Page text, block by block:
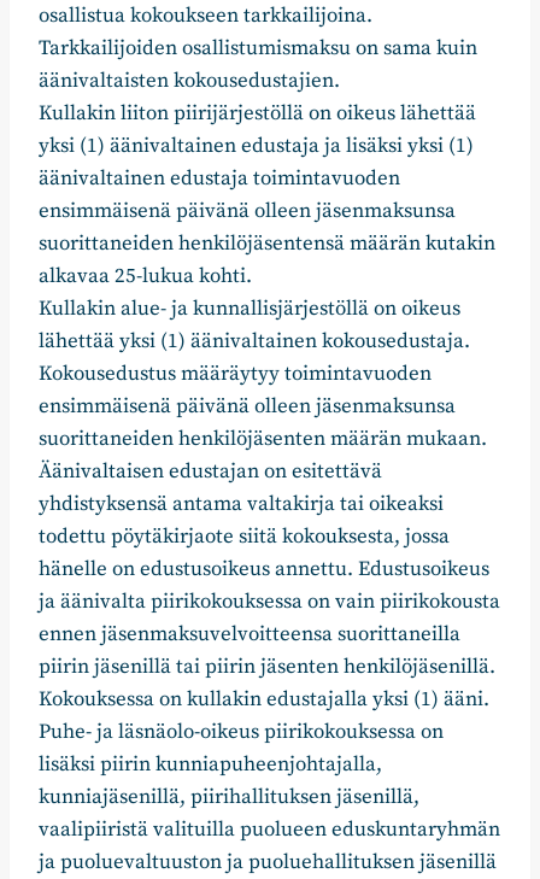
osallistua kokoukseen tarkkailijoina.
Tarkkailijoiden osallistumismaksu on sama kuin
äänivaltaisten kokousedustajien.
Kullakin liiton piirijärjestöllä on oikeus lähettää
yksi (1) äänivaltainen edustaja ja lisäksi yksi (1)
äänivaltainen edustaja toimintavuoden
ensimmäisenä päivänä olleen jäsenmaksunsa
suorittaneiden henkilöjäsentensä määrän kutakin
alkavaa 25-lukua kohti.
Kullakin alue- ja kunnallisjärjestöllä on oikeus
lähettää yksi (1) äänivaltainen kokousedustaja.
Kokousedustus määräytyy toimintavuoden
ensimmäisenä päivänä olleen jäsenmaksunsa
suorittaneiden henkilöjäsenten määrän mukaan.
Äänivaltaisen edustajan on esitettävä
yhdistyksensä antama valtakirja tai oikeaksi
todettu pöytäkirjaote siitä kokouksesta, jossa
hänelle on edustusoikeus annettu. Edustusoikeus
ja äänivalta piirikokouksessa on vain piirikokousta
ennen jäsenmaksuvelvoitteensa suorittaneilla
piirin jäsenillä tai piirin jäsenten henkilöjäsenillä.
Kokouksessa on kullakin edustajalla yksi (1) ääni.
Puhe- ja läsnäolo-oikeus piirikokouksessa on
lisäksi piirin kunniapuheenjohtajalla,
kunniajäsenillä, piirihallituksen jäsenillä,
vaalipiiristä valituilla puolueen eduskuntaryhmän
japuoluevaltuustonja puoluehallituksen jäsenillä